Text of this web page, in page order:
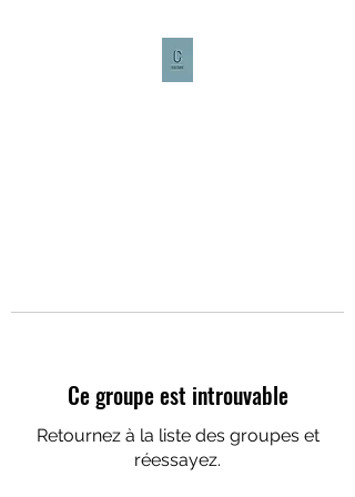
Ce groupe est introuvable
Retournez à la liste des groupes et
réessayez.